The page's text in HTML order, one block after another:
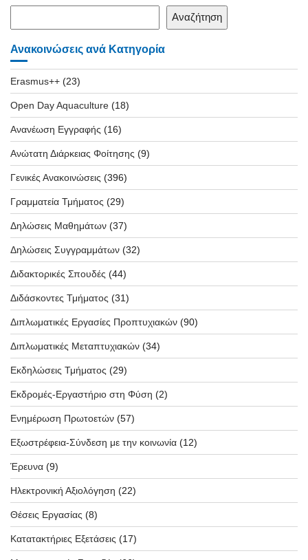
Αναζήτηση
Ανακοινώσεις ανά Κατηγορία
Erasmus++ (23)
Open Day Aquaculture (18)
Ανανέωση Εγγραφής (16)
Ανώτατη Διάρκειας Φοίτησης (9)
Γενικές Ανακοινώσεις (396)
Γραμματεία Τμήματος (29)
Δηλώσεις Μαθημάτων (37)
Δηλώσεις Συγγραμμάτων (32)
Διδακτορικές Σπουδές (44)
Διδάσκοντες Τμήματος (31)
Διπλωματικές Εργασίες Προπτυχιακών (90)
Διπλωματικές Μεταπτυχιακών (34)
Εκδηλώσεις Τμήματος (29)
Εκδρομές-Εργαστήριο στη Φύση (2)
Ενημέρωση Πρωτοετών (57)
Εξωστρέφεια-Σύνδεση με την κοινωνία (12)
Έρευνα (9)
Ηλεκτρονική Αξιολόγηση (22)
Θέσεις Εργασίας (8)
Κατατακτήριες Εξετάσεις (17)